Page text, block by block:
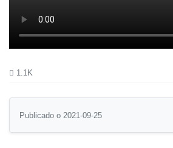
1.1K
Publicado o 2021-09-25